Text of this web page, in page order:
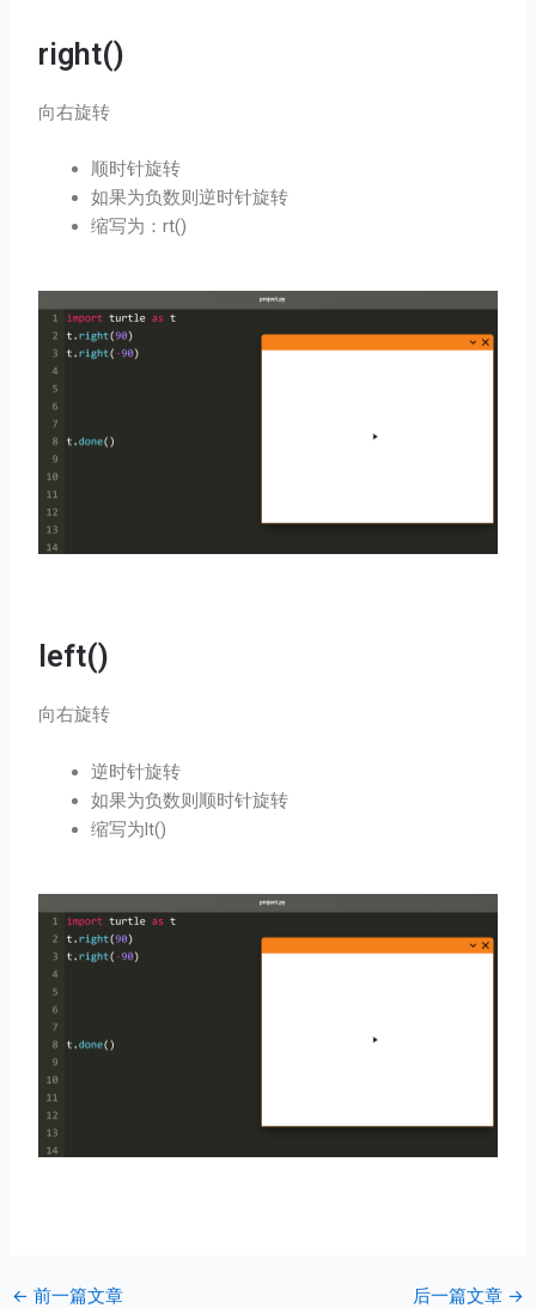
right()
向右旋转
顺时针旋转
如果为负数则逆时针旋转
缩写为：rt()
left()
向右旋转
逆时针旋转
如果为负数则顺时针旋转
缩写为lt()
← 前一篇文章 后一篇文章 →